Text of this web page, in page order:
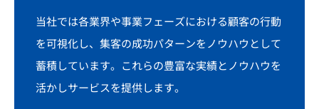
当社では各業界や事業フェーズにおける顧客の行動
を可視化し、集客の成功パターンをノウハウとして
蓄積しています。これらの豊富な実績とノウハウを
活かしサービスを提供します。